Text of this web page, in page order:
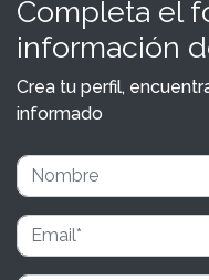
Completa el
información
Crea tu perfil,
informado